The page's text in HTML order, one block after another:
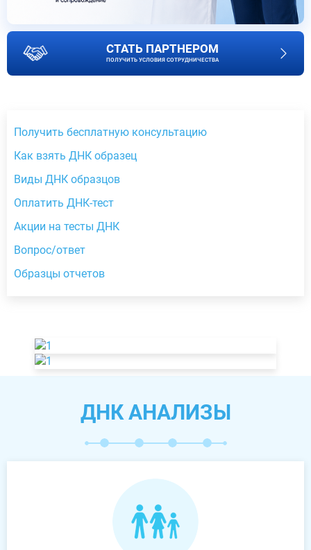
СТАТЬ ПАРТНЕРОМ
ПОЛУЧИТЬ УСЛОВИЯ СОТРУДНИЧЕСТВА
Получить бесплатную консультацию
Как взять ДНК образец
Виды ДНК образцов
Оплатить ДНК-тест
Акции на тесты ДНК
Вопрос/ответ
Образцы отчетов
ДНК АНАЛИЗЫ